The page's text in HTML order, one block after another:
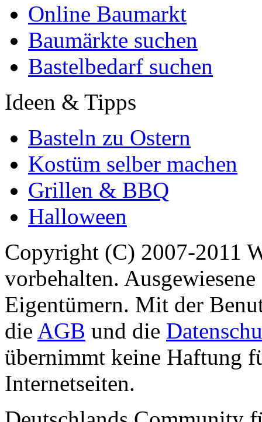
Online Baumarkt
Baumärkte suchen
Bastelbedarf suchen
Ideen & Tipps
Basteln zu Ostern
Kostüm selber machen
Grillen & BBQ
Halloween
Copyright (C) 2007-2011
vorbehalten.
Eigentümern. Mit der
die AGB und die
übernimmt keine Haftung
Internetseiten.